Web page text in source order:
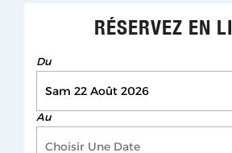
RÉSERVEZ EN
Du
Au